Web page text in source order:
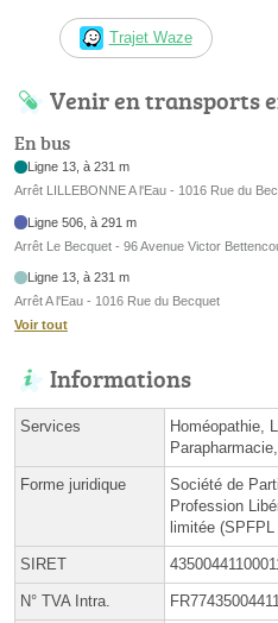
Trajet Waze
Venir en transports
En bus
Ligne 13, à 231 m
Arrêt LILLEBONNE A l'Eau - 1016 Rue du
Ligne 506, à 291 m
Arrêt Le Becquet - 96 Avenue Victor
Ligne 13, à 231 m
Arrêt A l'Eau - 1016 Rue du Becquet
Voir tout
Informations
Services
Homéopathie,
Forme juridique
Société de
Profession
limitée
SIRET
N° TVA Intra.